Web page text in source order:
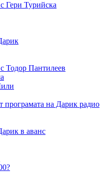
Гери Турийска
Тодор Пантилеев
програмата на Дарик радио
в аванс